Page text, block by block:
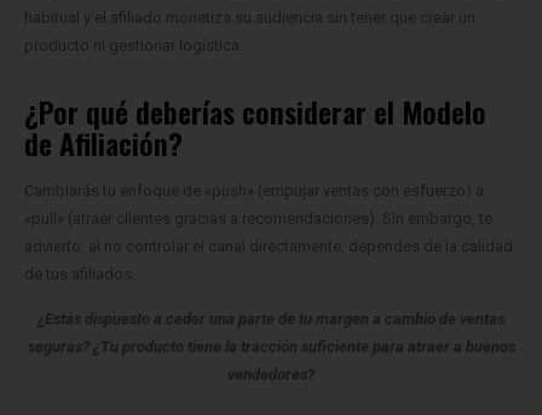
habitual y el afiliado monetiza su audiencia sin tener que crear un
producto ni gestionar logística.
¿Por qué deberías considerar el Modelo
de Afiliación?
Cambiarás tu enfoque de «push» (empujar ventas con esfuerzo) a
«pull» (atraer clientes gracias a recomendaciones). Sin embargo, te
advierto: al no controlar el canal directamente, dependes de la calidad
de tus afiliados.
¿Estás dispuesto a ceder una parte de tu margen a cambio de ventas
seguras? ¿Tu producto tiene la tracción suficiente para atraer a buenos
vendedores?